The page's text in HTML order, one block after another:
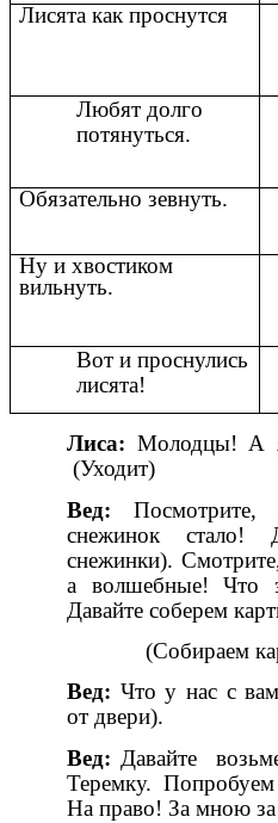
Лисята как проснутся
Любят долго
потянуться.
Обязательно зевнуть.
Ну и хвостиком
вильнуть.
Вот и проснулись
лисята!
Лиса: Молодцы! А
(Уходит)
Вед:
снежинок стало!
снежинки).
а волшебные! Что
Давайте соберем
(Собираем
Вед: Что у нас с
от двери).
Вед: Давайте
Теремку.
На право! За мною